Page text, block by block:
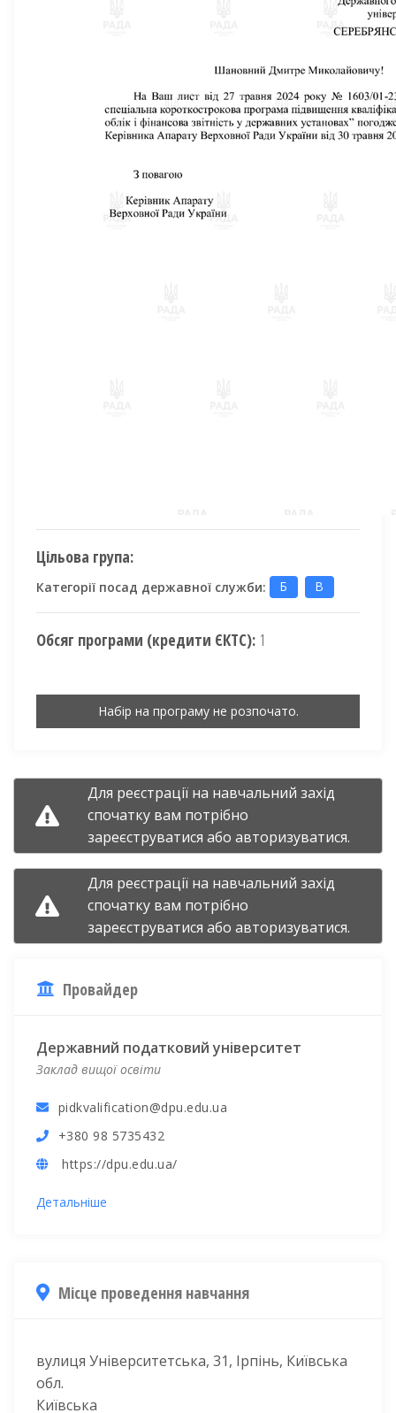
Цільова група:
Категорії посад державної служби: Б В
Обсяг програми (кредити ЄКТС): 1
Набір на програму не розпочато.
Для реєстрації на навчальний захід
спочатку вам потрібно
зареєструватися або авторизуватися.
Для реєстрації на навчальний захід
спочатку вам потрібно
зареєструватися або авторизуватися.
Провайдер
Державний податковий університет
Заклад вищої освіти
pidkvalification@dpu.edu.ua
+380 98 5735432
https://dpu.edu.ua/
Детальніше
Місце проведення навчання
вулиця Університетська, 31, Ірпінь, Київська
обл.
Київська